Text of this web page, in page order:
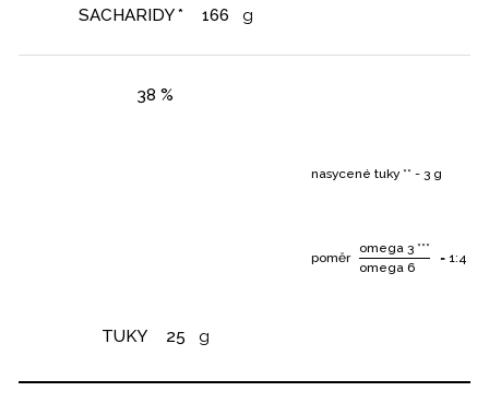
SACHARIDY * 166 g
38 %
TUKY 25 g
nasycené tuky ** - 3 g
poměr
omega 3 ***
omega 6
= 1:4